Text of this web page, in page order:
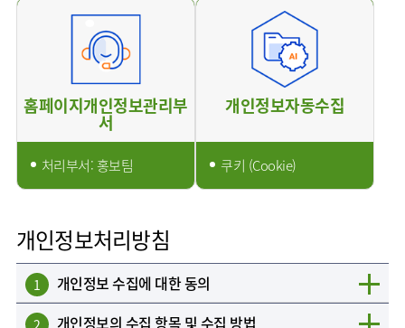
홈페이지개인정보관리부
서
처리부서: 홍보팀
개인정보자동수집
쿠키 (Cookie)
개인정보처리방침
1 개인정보 수집에 대한 동의
2 개인정보의 수집 항목 및 수집 방법